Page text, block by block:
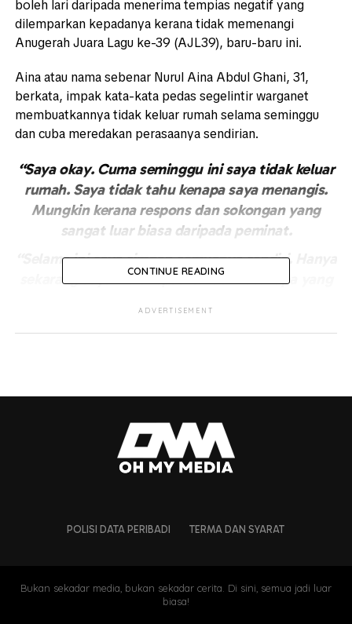
boleh lari daripada menerima tempias negatif yang
dilemparkan kepadanya kerana tidak memenangi
Anugerah Juara Lagu ke-39 (AJL39), baru-baru ini.
Aina atau nama sebenar Nurul Aina Abdul Ghani, 31,
berkata, impak kata-kata pedas segelintir warganet
membuatkannya tidak keluar rumah selama seminggu
dan cuba meredakan perasaanya sendirian.
“Saya okay. Cuma seminggu ini saya tidak keluar
rumah. Saya tidak tahu kenapa saya menangis.
Mungkin kerana respons dan sokongan yang
sangat luar biasa daripada peminat.
“Selama ini saya simpan semuanya sendiri. Hanya
sekarang saya mula lepaskan dan rasai apa yang
mendoakan kejatuhan saya,” katanya.
CONTINUE READING
ADVERTISEMENT
POLISI DATA PERIBADI TERMA DAN SYARAT
Bukan sekadar media, bukan sekadar cerita. Di sini, semua jadi luar
biasa!